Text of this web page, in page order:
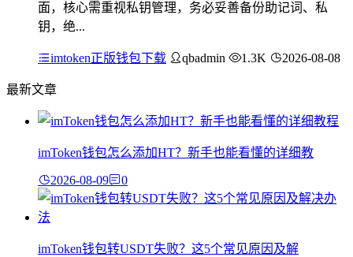
面，核心需重视私钥管理，务必妥善备份助记词、私
钥，绝...
imtoken正版钱包下载 qbadmin 1.3K 2026-08-08
最新文章
imToken钱包怎么添加HT？新手也能看懂的详细教
2026-08-09 0
imToken钱包转USDT失败？这5个常见原因及解